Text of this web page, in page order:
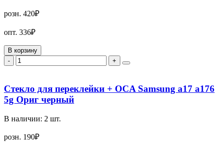
розн. 420₽
опт. 336₽
В корзину
-
+
Стекло для переклейки + OCA Samsung a17 a176
5g Ориг черный
В наличии: 2 шт.
розн. 190₽